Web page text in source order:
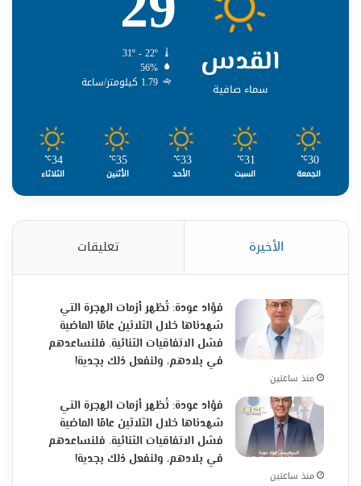
القدس
سماء صافية
31º - 22º
56%
1.79 كيلومتر/ساعة
30
℃
الجمعة
31
℃
السبت
33
℃
الأحد
35
℃
الأثنين
34
℃
الثلاثاء
الأخيرة تعليقات
فؤاد عودة: تُظهر أزمات الهجرة التي
شهدناها خلال الثلاثين عامًا الماضية
فشل الاتفاقيات الثنائية. فلنساعدهم
في بلادهم، ولنفعل ذلك بجدية!
منذ ساعتين
فؤاد عودة: تُظهر أزمات الهجرة التي
شهدناها خلال الثلاثين عامًا الماضية
فشل الاتفاقيات الثنائية. فلنساعدهم
في بلادهم، ولنفعل ذلك بجدية!
منذ ساعتين